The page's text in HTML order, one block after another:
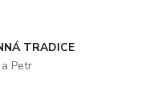
TRADICE
Petr